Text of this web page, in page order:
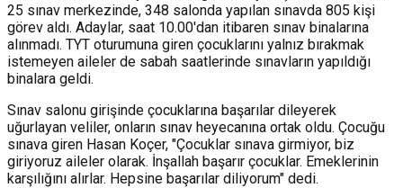
25 sınav merkezinde, 348 salonda yapılan sınavda 805 kişi
görev aldı. Adaylar, saat 10.00'dan itibaren sınav binalarına
alınmadı. TYT oturumuna giren çocuklarını yalnız bırakmak
istemeyen aileler de sabah saatlerinde sınavların yapıldığı
binalara geldi.
Sınav salonu girişinde çocuklarına başarılar dileyerek
uğurlayan veliler, onların sınav heyecanına ortak oldu. Çocuğu
sınava giren Hasan Koçer, "Çocuklar sınava girmiyor, biz
giriyoruz aileler olarak. İnşallah başarır çocuklar. Emeklerinin
karşılığını alırlar. Hepsine başarılar diliyorum" dedi.